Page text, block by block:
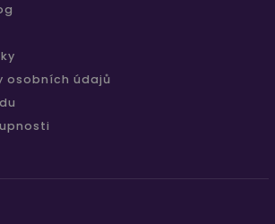
osobních údajů